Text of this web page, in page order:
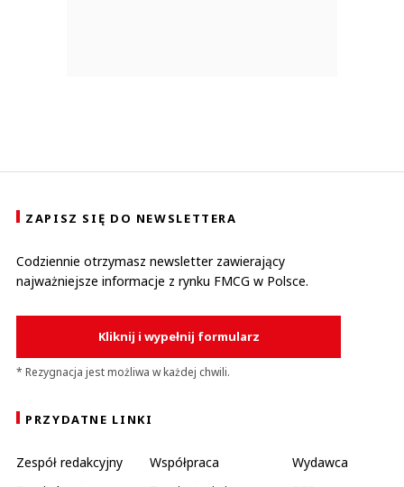
ZAPISZ SIĘ DO NEWSLETTERA
Codziennie otrzymasz newsletter zawierający
najważniejsze informacje z rynku FMCG w Polsce.
Kliknij i wypełnij formularz
* Rezygnacja jest możliwa w każdej chwili.
PRZYDATNE LINKI
Zespół redakcyjny Współpraca
Wydawca